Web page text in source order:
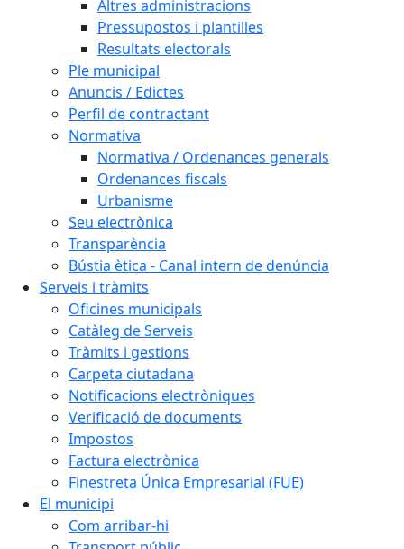
Altres administracions
Pressupostos i plantilles
Resultats electorals
Ple municipal
Anuncis / Edictes
Perfil de contractant
Normativa
Normativa / Ordenances generals
Ordenances fiscals
Urbanisme
Seu electrònica
Transparència
Bústia ètica - Canal intern de denúncia
Serveis i tràmits
Oficines municipals
Catàleg de Serveis
Tràmits i gestions
Carpeta ciutadana
Notificacions electròniques
Verificació de documents
Impostos
Factura electrònica
Finestreta Única Empresarial (FUE)
El municipi
Com arribar-hi